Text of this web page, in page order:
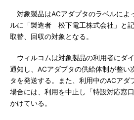
対象製品はACアダプタのラベルによ
ルに「製造者 松下電工株式会社」と
取替、回収の対象となる。
ウィルコムは対象製品の利用者にダ
通知し、ACアダプタの供給体制が整い
タを発送する。また、利用中のACアダ
場合には、利用を中止し「特設対応窓
かけている。